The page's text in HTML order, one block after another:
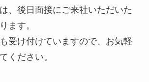
、後日面接にご来社いただいた
ます。
受け付けていますので、お気軽
ください。